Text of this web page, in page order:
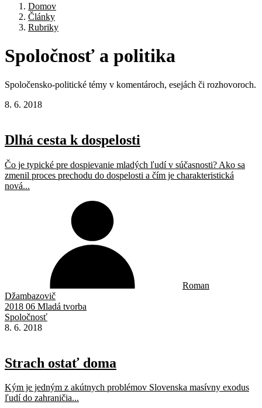
Domov
Články
Rubriky
Spoločnosť a politika
Spoločensko-politické témy v komentároch, esejách či rozhovoroch.
8. 6. 2018
Dlhá cesta k dospelosti
Čo je typické pre dospievanie mladých ľudí v súčasnosti? Ako sa
zmenil proces prechodu do dospelosti a čím je charakteristická
nová...
Roman
Džambazovič
2018 06 Mladá tvorba
Spoločnosť
8. 6. 2018
Strach ostať doma
Kým je jedným z akútnych problémov Slovenska masívny exodus
ľudí do zahraničia...